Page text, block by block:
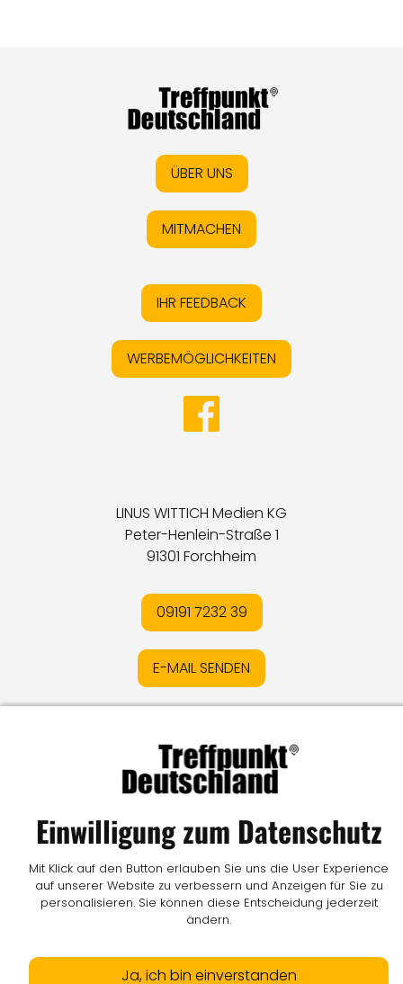
ÜBER UNS
MITMACHEN
IHR FEEDBACK
WERBEMÖGLICHKEITEN
LINUS WITTICH Medien KG
Peter-Henlein-Straße 1
91301 Forchheim
09191 7232 39
E-MAIL SENDEN
DatenschutzIOnline-Streitschlichtung
MediadatenIKontaktIVertrag widerrufen
© LW Medien GmbH
Einwilligung zum Datenschutz
Mit Klick auf den Button erlauben Sie uns die User Experience
auf unserer Website zu verbessern und Anzeigen für Sie zu
personalisieren. Sie können diese Entscheidung jederzeit
ändern.
Ja, ich bin einverstanden